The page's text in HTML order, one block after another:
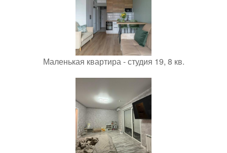
Маленькая квартира - студия 19, 8 кв.